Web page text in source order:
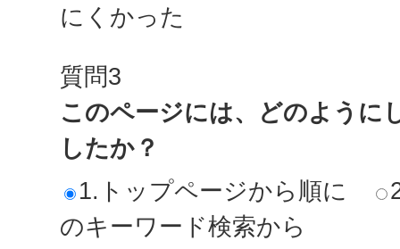
にくかった
質問3
このページには、どのように
したか？
1.トップページから順に
のキーワード検索から